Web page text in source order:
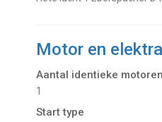
Motor en elektra
Aantal identieke motoren
1
Start type